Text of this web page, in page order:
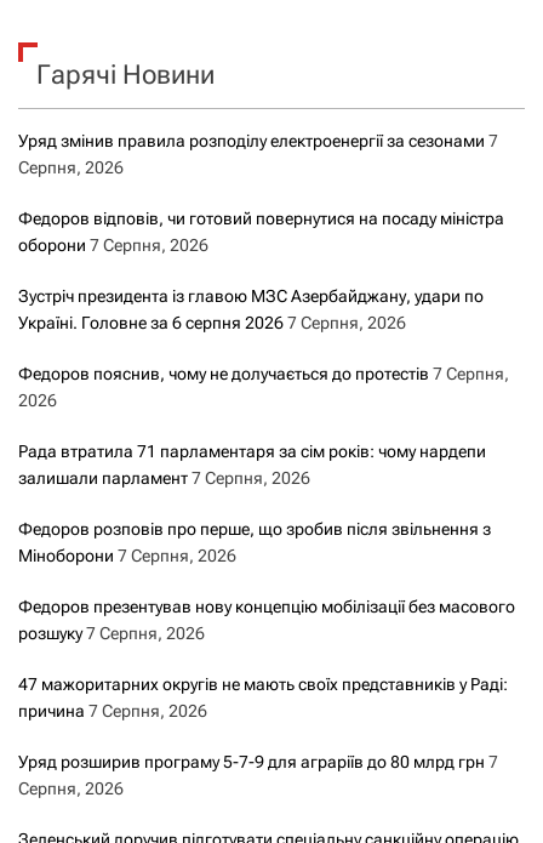
Гарячі Новини
Уряд змінив правила розподілу електроенергії за сезонами 7
Серпня, 2026
Федоров відповів, чи готовий повернутися на посаду міністра
оборони 7 Серпня, 2026
Зустріч президента із главою МЗС Азербайджану, удари по
Україні. Головне за 6 серпня 20267 Серпня, 2026
Федоров пояснив, чому не долучається до протестів 7 Серпня,
2026
Рада втратила 71 парламентаря за сім років: чому нардепи
залишали парламент7 Серпня, 2026
Федоров розповів про перше, що зробив після звільнення з
Міноборони 7 Серпня, 2026
Федоров презентував нову концепцію мобілізації без масового
розшуку7 Серпня, 2026
47 мажоритарних округів не мають своїх представників у Раді:
причина 7 Серпня, 2026
Уряд розширив програму 5-7-9 для аграріїв до 80 млрд грн 7
Серпня, 2026